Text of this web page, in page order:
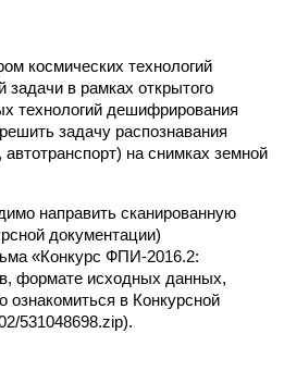
космических технологий
в рамках открытого
технологий дешифрирования
задачу распознавания
на снимках земной
направить сканированную
документации)
«Конкурс ФПИ-2016.2:
формате исходных данных,
в Конкурсной
531048698.zip).